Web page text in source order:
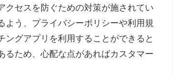
クセスを防ぐための対策が施されてい
よう、プライバシーポリシーや利用規
グアプリを利用することができると
るため、心配な点があればカスタマー